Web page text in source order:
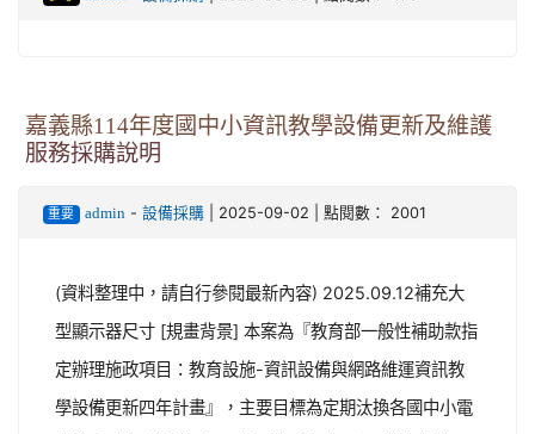
嘉義縣114年度國中小資訊教學設備更新及維護
服務採購說明
重要 admin- 設備採購| 2025-09-02 | 點閱數： 2001
(資料整理中，請自行參閱最新內容) 2025.09.12補充大
型顯示器尺寸 [規畫背景] 本案為『教育部一般性補助款指
定辦理施政項目：教育設施-資訊設備與網路維運資訊教
學設備更新四年計畫』，主要目標為定期汰換各國中小電